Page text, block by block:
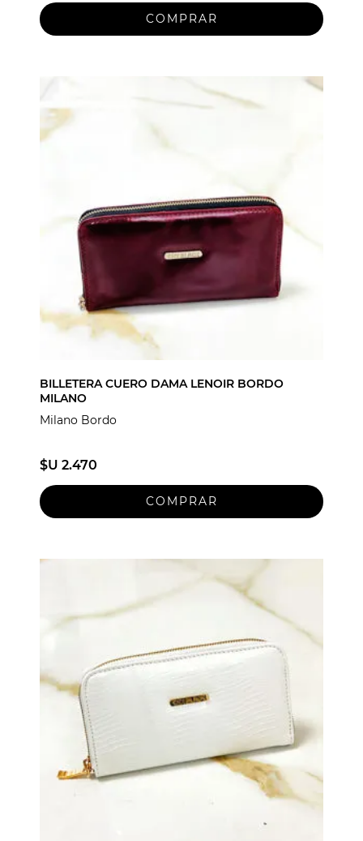
BILLETERA CUERO DAMA LENOIR BORDO
MILANO
Milano Bordo
$U 2.470